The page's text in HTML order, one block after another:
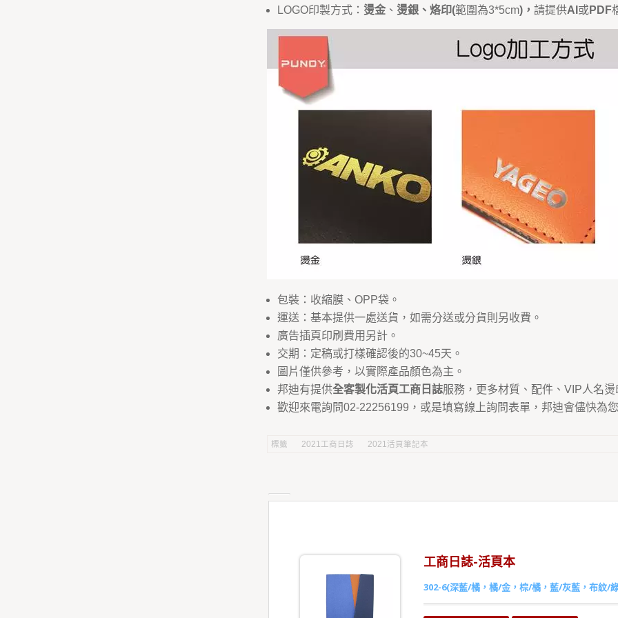
LOGO印製方式： 燙金 、 燙銀、烙印(範圍為3*5cm)， 請提供AI 或PDF
包裝：收縮膜、OPP袋。
運送：基本提供一處送貨，如需分送或分貨則另收費。
廣告插頁印刷費用另計。
交期：定稿或打樣確認後的30~45天。
圖片僅供參考，以實際產品顏色為主。
邦迪有提供全客製化活頁工商日誌服務，更多材質、配件、VIP人名
歡迎來電詢問02-22256199，或是填寫線上詢問表單，邦迪會儘快為
標籤 2021工商日誌 2021活頁筆記本
工商日誌-活頁本
302-6(深藍/橘，橘/金，棕/橘，藍/灰藍，布紋/